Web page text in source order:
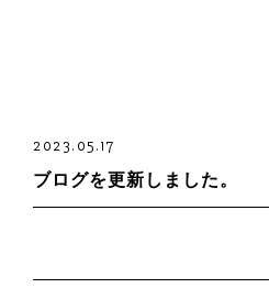
2023.05.17
ブログを更新しました。